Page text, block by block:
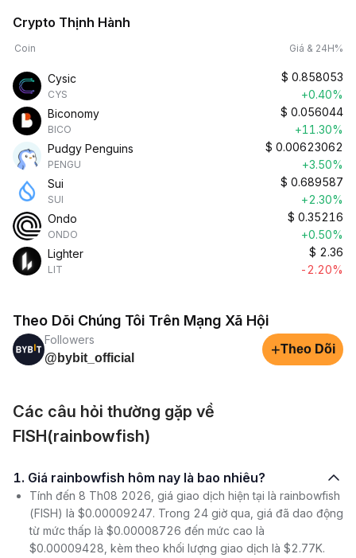
Crypto Thịnh Hành
Coin Giá & 24H%
Cysic
CYS
$ 0.858053
+0.40%
Biconomy
BICO
$ 0.056044
+11.30%
Pudgy Penguins
PENGU
$ 0.00623062
+3.50%
Sui
SUI
$ 0.689587
+2.30%
Ondo
ONDO
$ 0.35216
+0.50%
Lighter
LIT
$ 2.36
-2.20%
Theo Dõi Chúng Tôi Trên Mạng Xã Hội
Followers
@bybit_official
+Theo Dõi
Các câu hỏi thường gặp về
FISH(rainbowfish)
1. Giá rainbowfish hôm nay là bao nhiêu?
Tính đến 8 Th08 2026, giá giao dịch hiện tại là rainbowfish
(FISH) là $0.00009247. Trong 24 giờ qua, giá đã dao động
từ mức thấp là $0.00008726 đến mức cao là
$0.00009428, kèm theo khối lượng giao dịch là $2.77K.